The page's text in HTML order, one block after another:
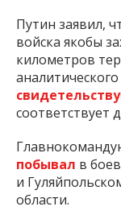
Путин заявил,
войска якобы
километров
соответствует
побывал в
и
области.